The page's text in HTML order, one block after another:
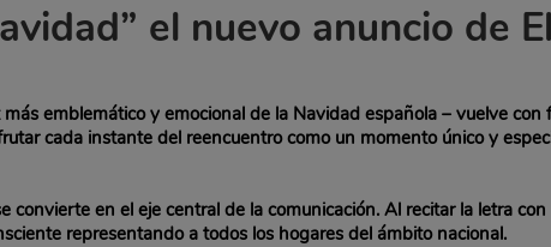
el nuevo anuncio de
emblemático y emocional de la Navidad española – vuelve con
cada instante del reencuentro como un momento único y
convierte en el eje central de la comunicación. Al recitar la letra
representando a todos los hogares del ámbito nacional.